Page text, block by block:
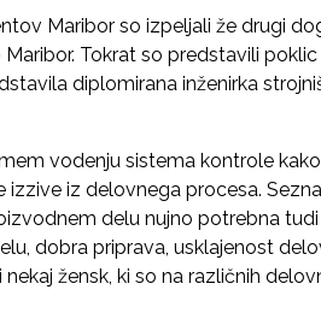
Maribor so izpeljali že drugi
Tokrat so predstavili
diplomirana inženirka
vodenju sistema kontrole
iz delovnega procesa.
delu nujno potrebna
dobra priprava, usklajenost
žensk, ki so na različnih